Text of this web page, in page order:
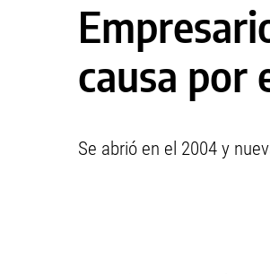
causa por
Se abrió en el 2004 y